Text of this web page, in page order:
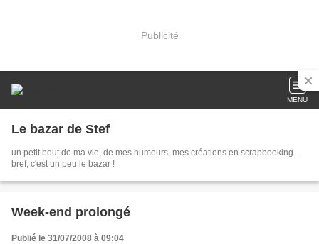
Publicité
MENU
Le bazar de Stef
un petit bout de ma vie, de mes humeurs, mes créations en scrapbooking...
bref, c'est un peu le bazar !
Week-end prolongé
Publié le 31/07/2008 à 09:04